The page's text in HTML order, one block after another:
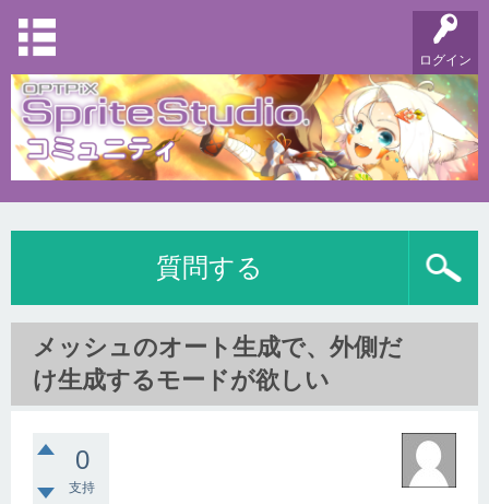
ログイン
質問する
メッシュのオート生成で、外側だ
け生成するモードが欲しい
0
支持